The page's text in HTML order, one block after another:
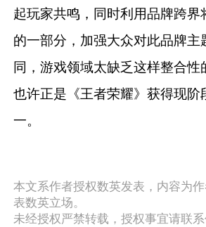
起玩家共鸣，同时利用品牌跨界
的一部分，加强大众对此品牌主
同，游戏领域太缺乏这样整合性
也许正是《王者荣耀》获得现阶
一。
本文系作者授权数英发表，内容为
表数英立场。
未经授权严禁转载，授权事宜请联